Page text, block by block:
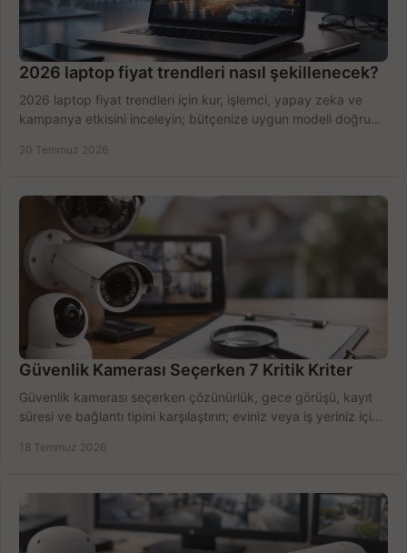
2026 laptop fiyat trendleri nasıl şekillenecek?
2026 laptop fiyat trendleri için kur, işlemci, yapay zeka ve
kampanya etkisini inceleyin; bütçenize uygun modeli doğru
20 Temmuz 2026
Güvenlik Kamerası Seçerken 7 Kritik Kriter
Güvenlik kamerası seçerken çözünürlük, gece görüşü, kayıt
süresi ve bağlantı tipini karşılaştırın; eviniz veya iş yeriniz için
18 Temmuz 2026